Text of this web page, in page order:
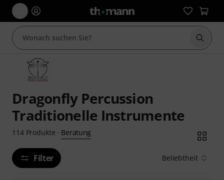
Suche
Dragonfly Percussion
Traditionelle Instrumente
114 Produkte · Beratung
Filter Beliebtheit